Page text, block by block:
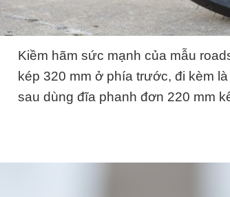
Kiềm hãm sức mạnh của mẫu
kép 320 mm ở phía trước, đi kèm
sau dùng đĩa phanh đơn 220 mm